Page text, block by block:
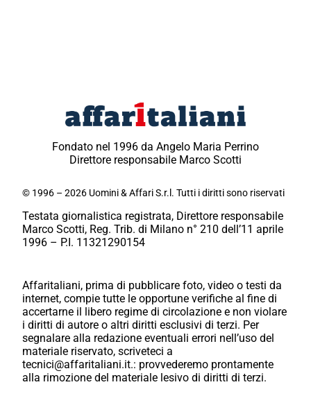
Fondato nel 1996 da Angelo Maria Perrino
Direttore responsabile Marco Scotti
© 1996 – 2026 Uomini & Affari S.r.l. Tutti i diritti sono riservati
Testata giornalistica registrata, Direttore responsabile
Marco Scotti, Reg. Trib. di Milano n° 210 dell’11 aprile
1996 – P.I. 11321290154
Affaritaliani, prima di pubblicare foto, video o testi da
internet, compie tutte le opportune verifiche al fine di
accertarne il libero regime di circolazione e non violare
i diritti di autore o altri diritti esclusivi di terzi. Per
segnalare alla redazione eventuali errori nell’uso del
materiale riservato, scriveteci a
tecnici@affaritaliani.it.: provvederemo prontamente
alla rimozione del materiale lesivo di diritti di terzi.